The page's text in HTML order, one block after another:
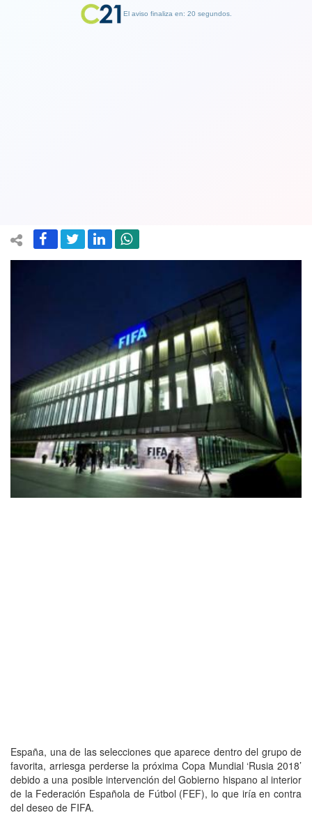
España, una de las selecciones que aparece dentro del grupo de
favorita, arriesga perderse la próxima Copa Mundial ‘Rusia 2018’
debido a una posible intervención del Gobierno hispano al interior
de la Federación Española de Fútbol (FEF), lo que iría en contra
del deseo de FIFA.
El aviso finaliza en: 19 segundos.